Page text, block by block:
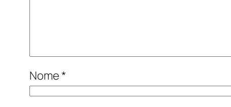
Nome*